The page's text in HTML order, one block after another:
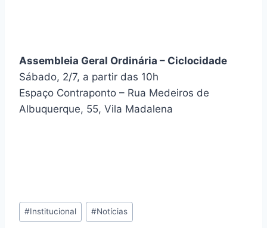
Assembleia Geral Ordinária – Ciclocidade
Sábado, 2/7, a partir das 10h
Espaço Contraponto – Rua Medeiros de
Albuquerque, 55, Vila Madalena
Tags
do
#Institucional #Notícias